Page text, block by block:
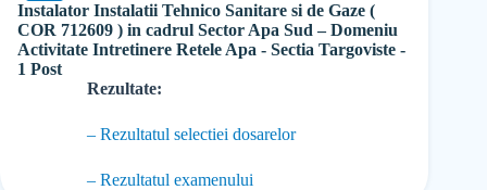
Instalator Instalatii Tehnico Sanitare si de Gaze (
COR 712609 ) in cadrul Sector Apa Sud – Domeniu
Activitate Intretinere Retele Apa - Sectia Targoviste -
1 Post
Rezultate:
– Rezultatul selectiei dosarelor
– Rezultatul examenului